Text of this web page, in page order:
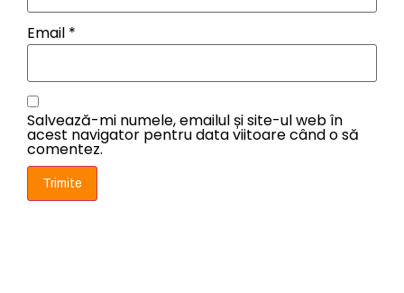
Email *
Salvează-mi numele, emailul și site-ul web în
acest navigator pentru data viitoare când o să
comentez.